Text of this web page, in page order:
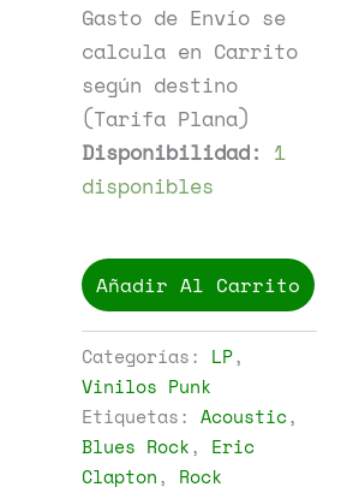
Gasto de Envío se
calcula en Carrito
según destino
(Tarifa Plana)
Disponibilidad: 1
disponibles
Clapton
-
cantidad
Añadir Al Carrito
Categorías: LP,
Vinilos Punk
Etiquetas:Acoustic,
Blues Rock, Eric
Clapton, Rock